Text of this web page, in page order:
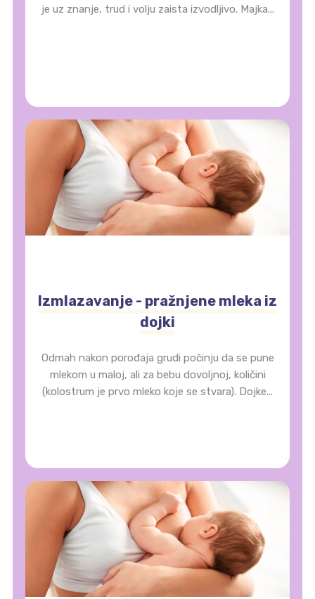
je uz znanje, trud i volju zaista izvodljivo. Majka...
Izmlazavanje - pražnjene mleka iz
dojki
Odmah nakon porođaja grudi počinju da se pune
mlekom u maloj, ali za bebu dovoljnoj, količini
(kolostrum je prvo mleko koje se stvara). Dojke...